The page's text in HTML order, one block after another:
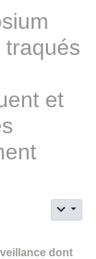
traqués
et
dont